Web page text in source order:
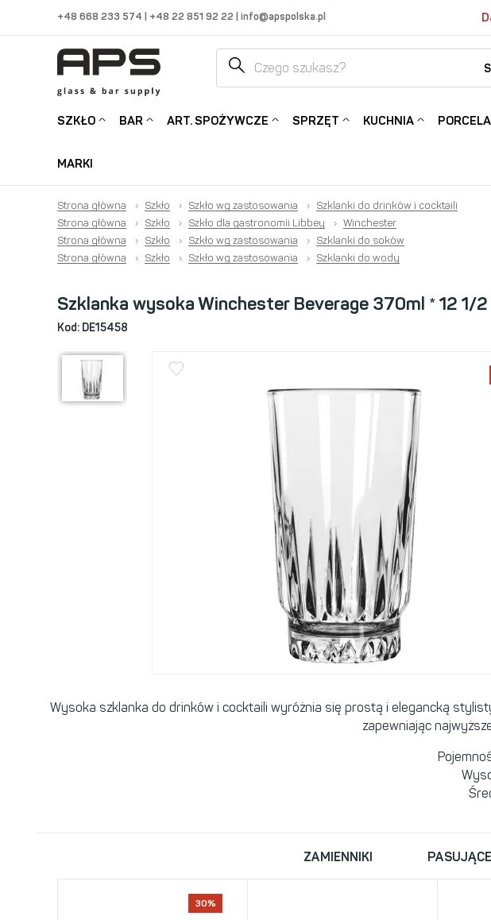
+48 668 233 574 | +48 22 851 92 22 | info@apspolska.pl
SZKŁO BAR ART. SPOŻYWCZE SPRZĘT KUCHNIA
MARKI
Strona główna › Szkło › Szkło wg zastosowania › Szklanki do drinków i cocktaili
Strona główna
› Szkło › Szkło dla gastronomii Libbey › Winchester
Strona główna
› Szkło › Szkło wg zastosowania › Szklanki do soków
Strona główna
› Szkło › Szkło wg zastosowania › Szklanki do wody
Szklanka wysoka Winchester Beverage 370ml * 12 1/2
Kod: DE15458
Wysoka szklanka do drinków i cocktaili wyróżnia się prostą i elegancką
zapewniając
ZAMIENNIKI
30%